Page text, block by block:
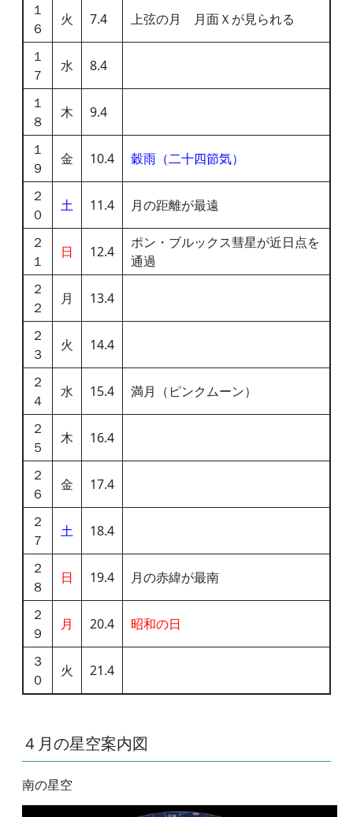
１
６
火 7.4 上弦の月 月面Ｘが見られる
１
７
水 8.4
１
８
木 9.4
１
９
金 10.4 穀雨（二十四節気）
２
０
土 11.4 月の距離が最遠
２
１
日 12.4
ポン・ブルックス彗星が近日点を
通過
２
２
月 13.4
２
３
火 14.4
２
４
水 15.4 満月（ピンクムーン）
２
５
木 16.4
２
６
金 17.4
２
７
土 18.4
２
８
日 19.4 月の赤緯が最南
２
９
月 20.4 昭和の日
３
０
火 21.4
４月の星空案内図
南の星空